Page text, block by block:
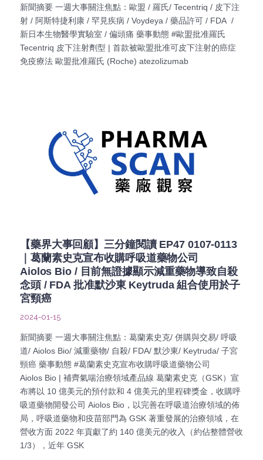
新聞摘要 一週大事關注焦點：歐盟 / 羅氏/ Tecentriq / 皮下注
射 / 阿斯特捷利康 / 罕見疾病 / Voydeya / 藥品許可 / FDA /
新日本生物醫學實驗室 / 偏頭痛 藥事動態 #歐盟批准羅氏
Tecentriq 皮下注射劑型 | 首款被歐盟批准可皮下注射的癌症
免疫療法 歐盟批准羅氏 (Roche) atezolizumab
【藥界大事回顧】三分鐘閱讀 EP47 0107-0113
｜葛蘭素史克宣布收購呼吸道藥物公司
Aiolos Bio / 目前無證據顯示減重藥物導致自殺
念頭 / FDA 批准默沙東 Keytruda 組合使用於子
宮頸癌
2024-01-15
新聞摘要 一週大事關注焦點：葛蘭素史克/ 併購與交易/ 呼吸
道/ Aiolos Bio/ 減重藥物/ 自殺/ FDA/ 默沙東/ Keytruda/ 子宮
頸癌 藥事動態 #葛蘭素史克宣布收購呼吸道藥物公司
Aiolos Bio | 補齊氣喘治療領域產品線 葛蘭素史克（GSK）宣
布將以 10 億美元的預付款和 4 億美元的里程碑獎金，收購呼
吸道藥物開發公司 Aiolos Bio，以完善在呼吸道治療領域的佈
局，呼吸道藥物和疫苗部門為 GSK 著重發展的治療領域，在
營收方面 2022 年貢獻了約 140 億美元的收入（約佔整體營收
1/3），近年 GSK